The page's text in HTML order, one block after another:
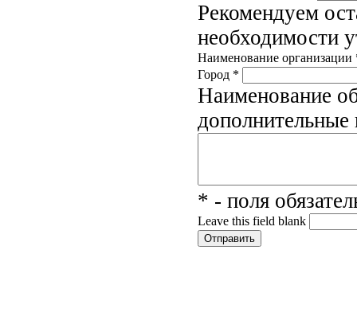
Рекомендуем
необходимости
Наименование организации
Город *
Наименование
* - поля
Leave this field blank